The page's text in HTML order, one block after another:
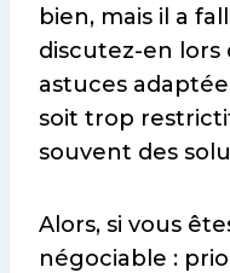
bien, mais il a
discutez-en lors
astuces
soit trop
souvent des
Alors, si vous
négociable :